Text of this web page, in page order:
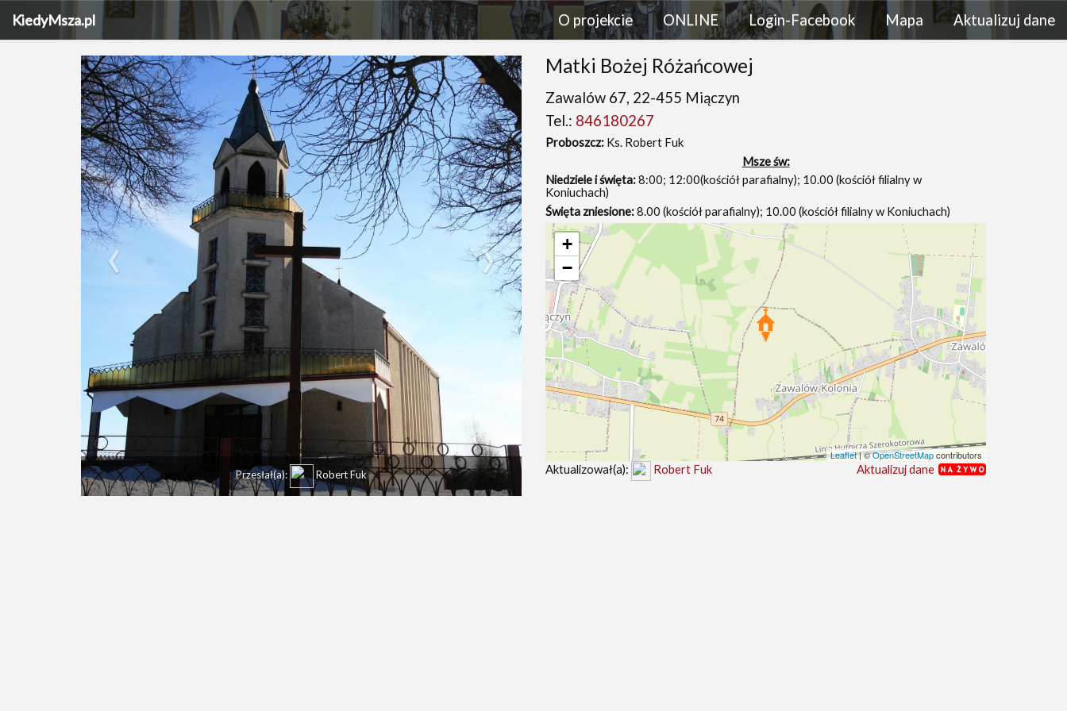
KiedyMsza.pl O projekcie ONLINE Login-Facebook Mapa Aktualizuj dane
Przesłał(a): Robert Fuk
‹ ›
Matki Bożej Różańcowej
Zawalów 67, 22-455 Miączyn
Tel.: 846180267
Proboszcz: Ks. Robert Fuk
Msze św:
Niedziele i święta:8:00; 12:00(kościół parafialny); 10.00 (kościół filialny w
Koniuchach)
Święta zniesione:8.00 (kościół parafialny); 10.00 (kościół filialny w Koniuchach)
+
−
Leaflet| ©OpenStreetMapcontributors
Aktualizuj dane
Aktualizował(a): Robert Fuk